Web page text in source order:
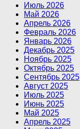
Июль 2026
Май 2026
Апрель 2026
Февраль 2026
Январь 2026
Декабрь 2025
Ноябрь 2025
Октябрь 2025
Сентябрь 2025
Август 2025
Июль 2025
Июнь 2025
Май 2025
Апрель 2025